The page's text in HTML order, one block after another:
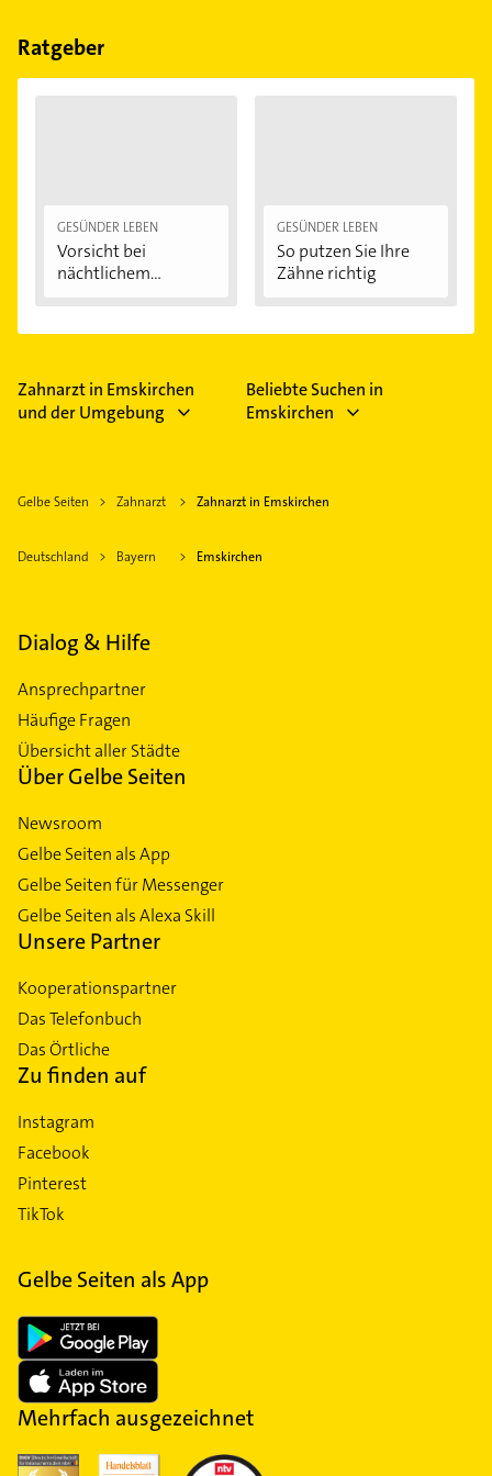
Feiertagen abweichen können.
Ratgeber
GESÜNDER LEBEN
Vorsicht bei
nächtlichem
GESÜNDER LEBEN
So putzen Sie Ihre
Zähne richtig
Zahnarzt in Emskirchen
und der Umgebung
Beliebte Suchen in
Emskirchen
Gelbe Seiten Zahnarzt Zahnarzt in Emskirchen
Deutschland Bayern Emskirchen
Dialog & Hilfe
Ansprechpartner
Häufige Fragen
Übersicht aller Städte
Über Gelbe Seiten
Newsroom
Gelbe Seiten als App
Gelbe Seiten für Messenger
Gelbe Seiten als Alexa Skill
Unsere Partner
Kooperationspartner
Das Telefonbuch
Das Örtliche
Zu finden auf
Instagram
Facebook
Pinterest
TikTok
Gelbe Seiten als App
Mehrfach ausgezeichnet